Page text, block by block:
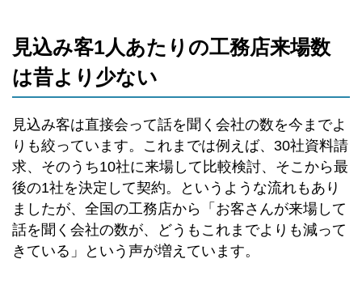
見込み客1人あたりの工務店来場数
は昔より少ない
見込み客は直接会って話を聞く会社の数を今までよ
りも絞っています。これまでは例えば、30社資料請
求、そのうち10社に来場して比較検討、そこから最
後の1社を決定して契約。というような流れもあり
ましたが、全国の工務店から「お客さんが来場して
話を聞く会社の数が、どうもこれまでよりも減って
きている」という声が増えています。